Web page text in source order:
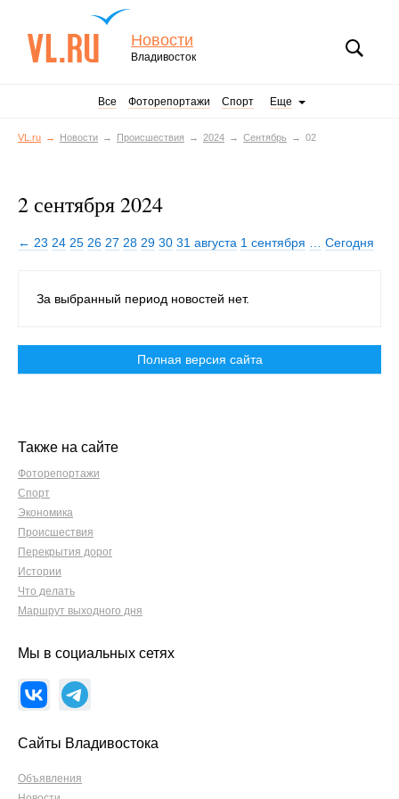
Новости
Владивосток
Все Фоторепортажи Спорт Еще
VL.ru Новости Происшествия 2024 Сентябрь 02
2 сентября 2024
← 23 24 25 26 27 28 29 30 31 августа 1 сентября Сегодня
За выбранный период новостей нет.
Полная версия сайта
Также на сайте
Фоторепортажи
Спорт
Экономика
Происшествия
Перекрытия дорог
Истории
Что делать
Маршрут выходного дня
Мы в социальных сетях
Сайты Владивостока
Объявления